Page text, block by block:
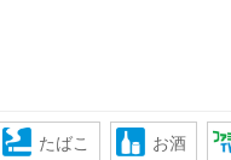
たばこ お酒